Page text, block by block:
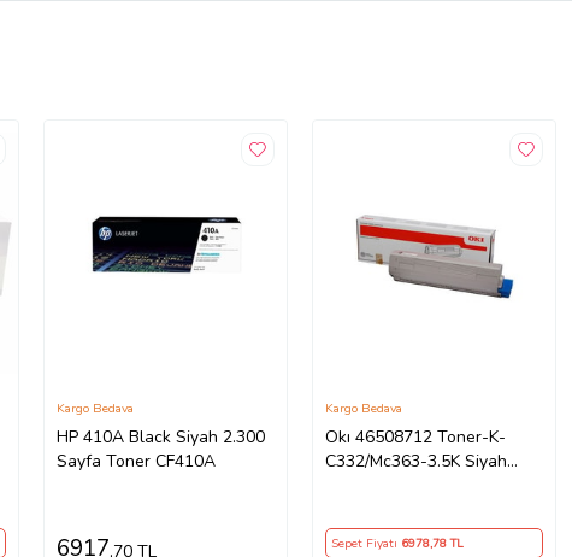
HP 410A Black Siyah 2.300
Sayfa Toner CF410A
Kargo Bedava
6917,70 TL
Okı 46508712 Toner-K-
C332/Mc363-3.5K Siyah
Kargo Bedava
Sepet Fiyatı 6978,78 TL